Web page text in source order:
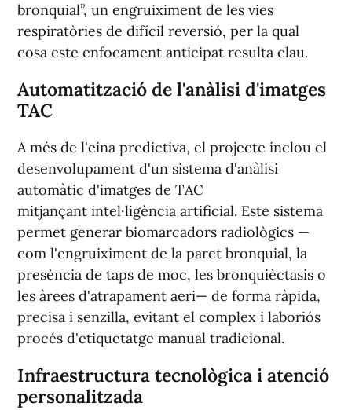
bronquial”, un engruiximent de les vies
respiratòries de difícil reversió, per la qual
cosa este enfocament anticipat resulta clau.
Automatització de l'anàlisi d'imatges
TAC
A més de l'eina predictiva, el projecte inclou el
desenvolupament d'un sistema d'anàlisi
automàtic d'imatges de TAC
mitjançant intel·ligència artificial. Este sistema
permet generar biomarcadors radiològics —
com l'engruiximent de la paret bronquial, la
presència de taps de moc, les bronquièctasis o
les àrees d'atrapament aeri— de forma ràpida,
precisa i senzilla, evitant el complex i laboriós
procés d'etiquetatge manual tradicional.
Infraestructura tecnològica i atenció
personalitzada